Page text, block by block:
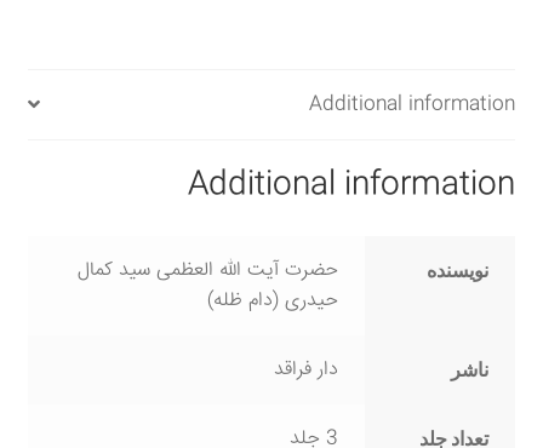
Additional information
Additional information
نویسنده
حضرت آیت الله العظمی سید کمال
حیدری (دام ظله)
ناشر دار فراقد
تعداد جلد 3 جلد